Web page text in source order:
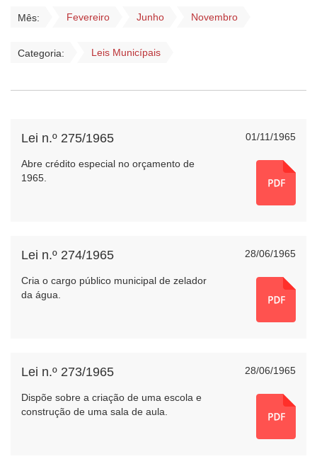
Mês: Fevereiro Junho Novembro
Categoria: Leis Municípais
01/11/1965
Lei n.º 275/1965
Abre crédito especial no orçamento de
1965.
28/06/1965
Lei n.º 274/1965
Cria o cargo público municipal de zelador
da água.
28/06/1965
Lei n.º 273/1965
Dispõe sobre a criação de uma escola e
construção de uma sala de aula.